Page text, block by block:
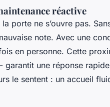
réactive
porte ne s’ouvre pas.
note. Avec une
en personne. Cette
- garantit une réponse
le sentent : un accueil